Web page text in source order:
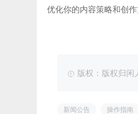
优化你的内容策略和创
版权：版权归
新闻公告 操作指南